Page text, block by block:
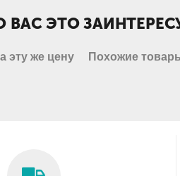
ЭТО
эту же цену Похожие